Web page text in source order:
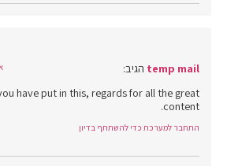
temp mail הגיב:
have put in this, regards for all the great
content.
התחבר למערכת כדי להשתתף בדיון